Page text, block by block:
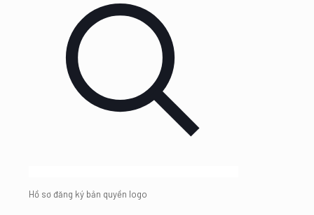
Hồ sơ đăng ký bản quyền logo